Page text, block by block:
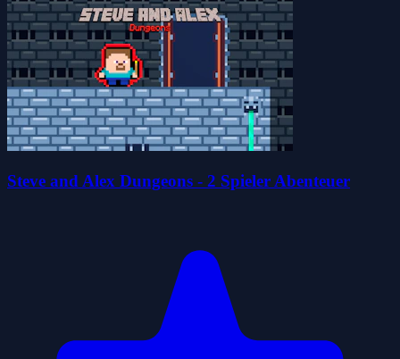
Steve and Alex Dungeons - 2 Spieler Abenteuer